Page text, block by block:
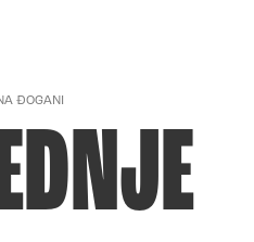
ĐOGANI